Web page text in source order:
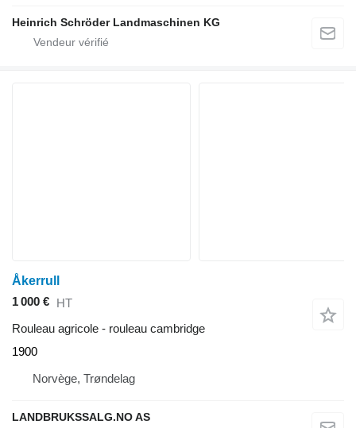
Heinrich Schröder Landmaschinen KG
Åkerrull
1 000 € HT
Rouleau agricole - rouleau cambridge
1900
Norvège, Trøndelag
LANDBRUKSSALG.NO AS